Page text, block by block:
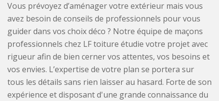
Vous prévoyez d’aménager votre extérieur mais vous
avez besoin de conseils de professionnels pour vous
guider dans vos choix déco ? Notre équipe de maçons
professionnels chez LF toiture étudie votre projet avec
rigueur afin de bien cerner vos attentes, vos besoins et
vos envies. L’expertise de votre plan se portera sur
tous les détails sans rien laisser au hasard. Forte de son
expérience et disposant d'une grande connaissance du